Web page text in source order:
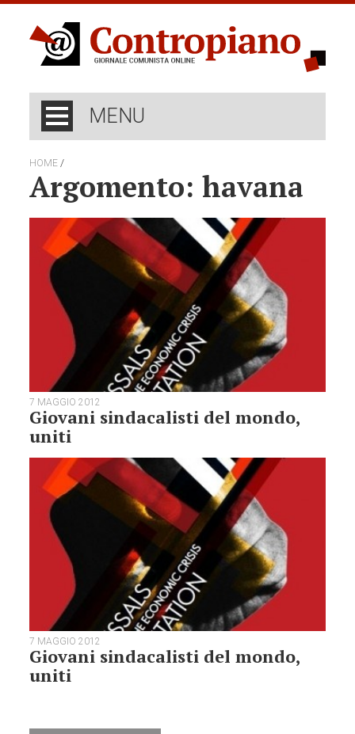
MENU
HOME /
Argomento: havana
7 MAGGIO 2012
Giovani sindacalisti del mondo,
uniti
7 MAGGIO 2012
Giovani sindacalisti del mondo,
uniti